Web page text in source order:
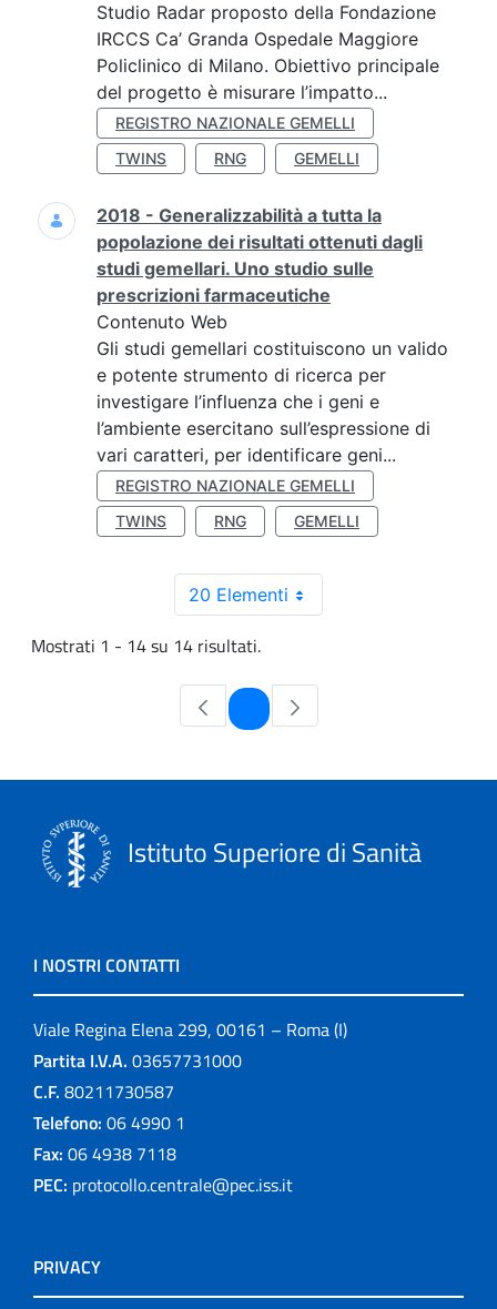
Studio Radar proposto della Fondazione
IRCCS Ca’ Granda Ospedale Maggiore
Policlinico di Milano. Obiettivo principale
del progetto è misurare l’impatto...
REGISTRO NAZIONALE GEMELLI
TWINS
RNG GEMELLI
2018 - Generalizzabilità a tutta la
popolazione dei risultati ottenuti dagli
studi gemellari. Uno studio sulle
prescrizioni farmaceutiche
Contenuto Web
Gli studi gemellari costituiscono un valido
e potente strumento di ricerca per
investigare l’influenza che i geni e
l’ambiente esercitano sull’espressione di
vari caratteri, per identificare geni...
REGISTRO NAZIONALE GEMELLI
TWINS
RNG GEMELLI
20 Elementi
Mostrati 1 - 14 su 14 risultati.
Pagina
Istituto Superiore di Sanità
I NOSTRI CONTATTI
Viale Regina Elena 299, 00161 – Roma (I)
Partita I.V.A. 03657731000
C.F. 80211730587
Telefono: 06 4990 1
Fax: 06 4938 7118
PEC: protocollo.centrale@pec.iss.it
PRIVACY